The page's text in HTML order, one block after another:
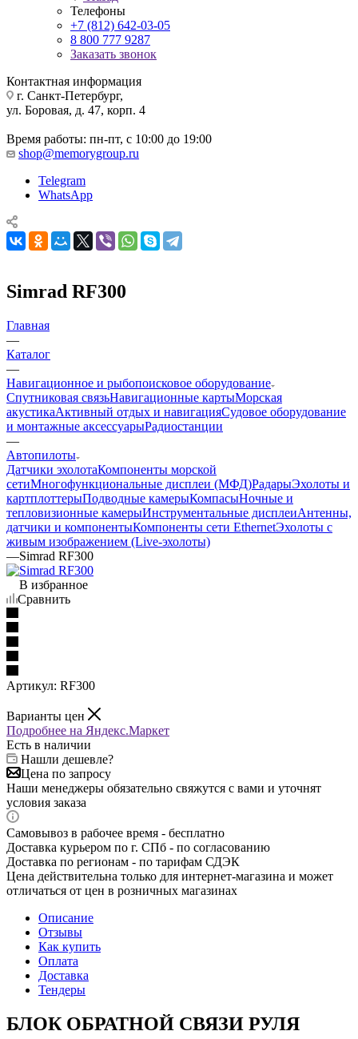
Телефоны
+7 (812) 642-03-05
8 800 777 9287
Заказать звонок
Контактная информация
г. Санкт-Петербург,
ул. Боровая, д. 47, корп. 4
Время работы: пн-пт, с 10:00 до 19:00
shop@memorygroup.ru
Telegram
WhatsApp
Simrad RF300
Главная
—
Каталог
—
Навигационное и рыбопоисковое оборудование
Спутниковая связьНавигационные картыМорская
акустикаАктивный отдых и навигацияСудовое оборудование
и монтажные аксессуарыРадиостанции
—
Автопилоты
Датчики эхолотаКомпоненты морской
сетиМногофункциональные дисплеи (МФД)РадарыЭхолоты и
картплоттерыПодводные камерыКомпасыНочные и
тепловизионные камерыИнструментальные дисплеиАнтенны,
датчики и компонентыКомпоненты сети EthernetЭхолоты с
живым изображением (Live-эхолоты)
—Simrad RF300
В избранное
Сравнить
Артикул: RF300
Варианты цен
Подробнее на Яндекс.Маркет
Есть в наличии
Нашли дешевле?
Цена по запросу
Наши менеджеры обязательно свяжутся с вами и уточнят
условия заказа
Самовывоз в рабочее время - бесплатно
Доставка курьером по г. СПб - по согласованию
Доставка по регионам - по тарифам СДЭК
Цена действительна только для интернет-магазина и может
отличаться от цен в розничных магазинах
Описание
Отзывы
Как купить
Оплата
Доставка
Тендеры
БЛОК ОБРАТНОЙ СВЯЗИ РУЛЯ